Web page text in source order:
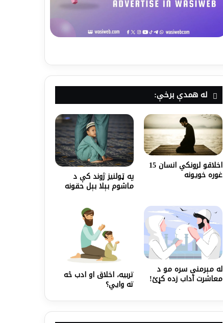
له همدې برخې:
اخلاقو لرونکي انسان 15
غوره خویونه په ټولنيز ژوند کې د
ماشوم بېلا بېل حقونه
له مېرمنې سره مو د
معاشرت آداب زده کړئ! تربیه، اخلاق او ادب څه
ته وایي؟